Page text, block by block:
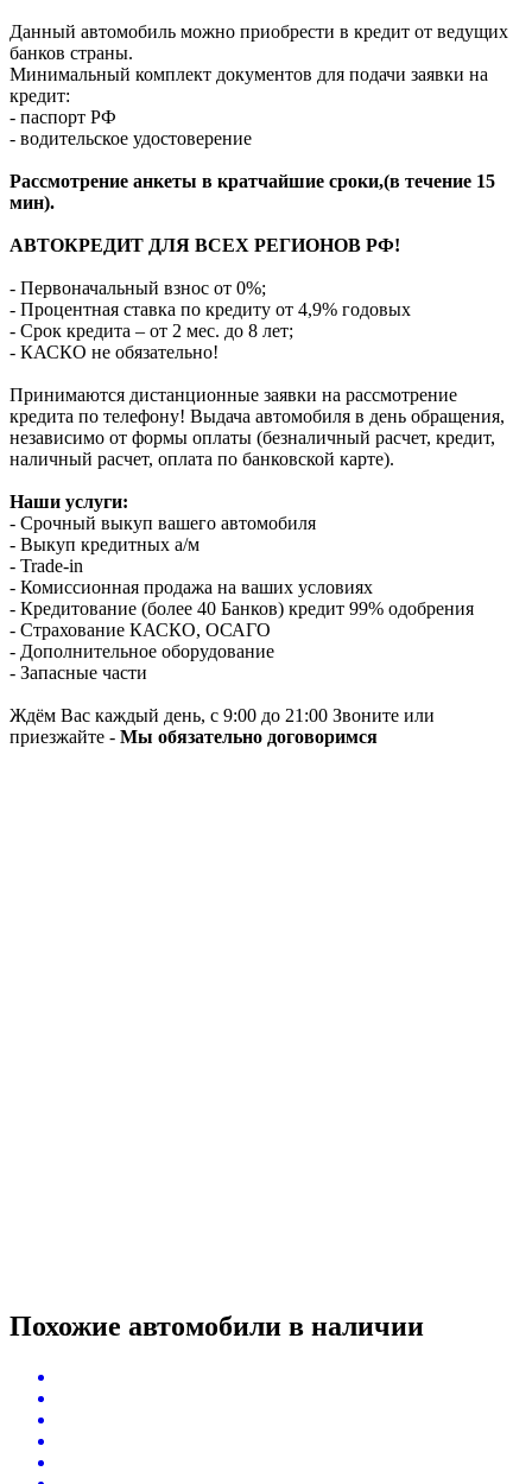
Данный автомобиль можно приобрести в кредит от ведущих
банков страны.
Минимальный комплект документов для подачи заявки на
кредит:
- паспорт РФ
- водительское удостоверение
Рассмотрение анкеты в кратчайшие сроки,(в течение 15
мин).
АВТОКРЕДИТ ДЛЯ ВСЕХ РЕГИОНОВ РФ!
- Первоначальный взнос от 0%;
- Процентная ставка по кредиту от 4,9% годовых
- Срок кредита – от 2 мес. до 8 лет;
- КАСКО не обязательно!
Принимаются дистанционные заявки на рассмотрение
кредита по телефону! Выдача автомобиля в день обращения,
независимо от формы оплаты (безналичный расчет, кредит,
наличный расчет, оплата по банковской карте).
Наши услуги:
- Срочный выкуп вашего автомобиля
- Выкуп кредитных а/м
- Trade-in
- Комиссионная продажа на ваших условиях
- Кредитование (более 40 Банков) кредит 99% одобрения
- Страхование КАСКО, ОСАГО
- Дополнительное оборудование
- Запасные части
Ждём Вас каждый день, с 9:00 до 21:00 Звоните или
приезжайте - Мы обязательно договоримся
Похожие автомобили в наличии